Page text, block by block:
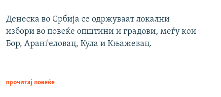
Денеска во Србија се одржуваат локални
избори во повеќе општини и градови, меѓу кои
Бор, Аранѓеловац, Кула и Књажевац.
прочитај повеќе